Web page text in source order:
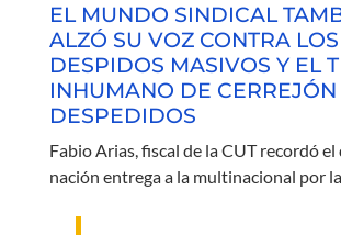
EL MUNDO SINDICAL
ALZÓ SU VOZ CONTRA LOS
DESPIDOS MASIVOS Y EL
INHUMANO DE CERREJÓN
DESPEDIDOS
Fabio Arias, fiscal de la CUT recordó
nación entrega a la multinacional por